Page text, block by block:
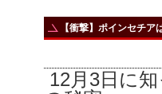
【衝撃】ポインセチ
12月3日に